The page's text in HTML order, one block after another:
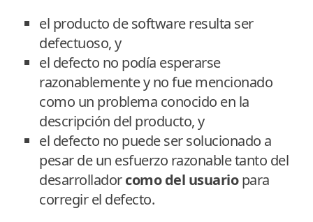
el producto de software resulta ser
defectuoso, y
el defecto no podía esperarse
razonablemente y no fue mencionado
como un problema conocido en la
descripción del producto, y
el defecto no puede ser solucionado a
pesar de un esfuerzo razonable tanto del
desarrolladorcomo del usuariopara
corregir el defecto.